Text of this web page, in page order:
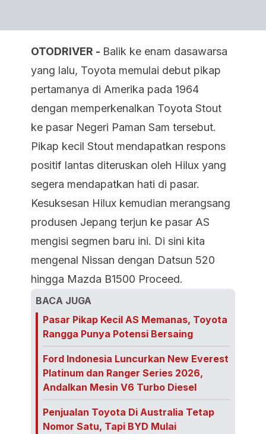
OTODRIVER - Balik ke enam dasawarsa
yang lalu, Toyota memulai debut pikap
pertamanya di Amerika pada 1964
dengan memperkenalkan Toyota Stout
ke pasar Negeri Paman Sam tersebut.
Pikap kecil Stout mendapatkan respons
positif lantas diteruskan oleh Hilux yang
segera mendapatkan hati di pasar.
Kesuksesan Hilux kemudian merangsang
produsen Jepang terjun ke pasar AS
mengisi segmen baru ini. Di sini kita
mengenal Nissan dengan Datsun 520
hingga Mazda B1500 Proceed.
BACA JUGA
Pasar Pikap Kecil AS Memanas, Toyota
Rangga Punya Potensi Bersaing
Ford Indonesia Luncurkan New Everest
Platinum dan Ranger Series 2026,
Andalkan Mesin V6 Turbo Diesel
Penjualan Toyota Di Australia Tetap
Nomor Satu, Tapi BYD Mulai